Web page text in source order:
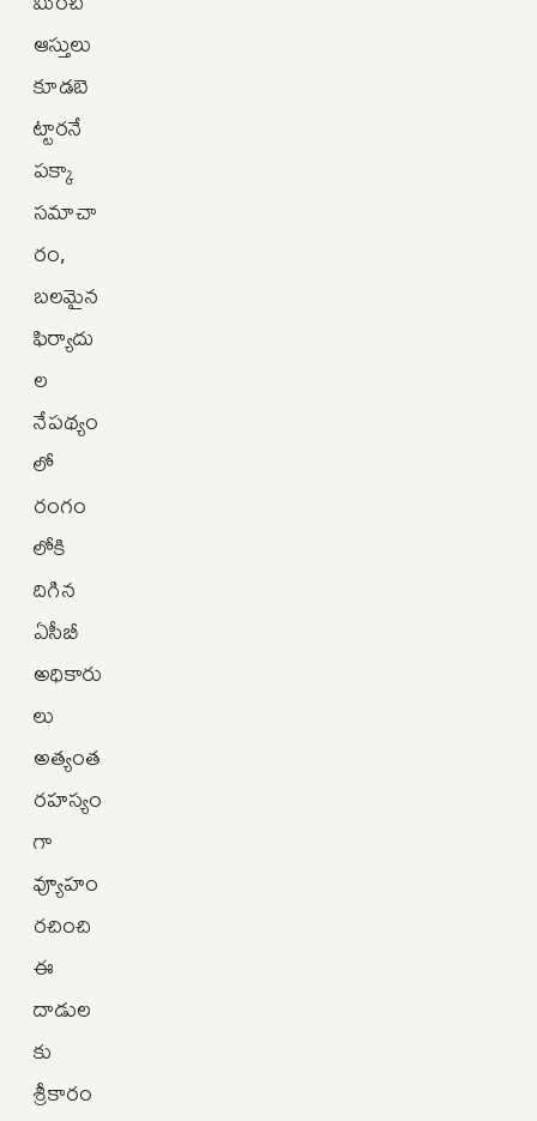
ఆస్తులు
కూడబె
ట్టారనే
పక్కా
సమాచా
రం,
బలమైన
ఫిర్యాదు
ల
నేపథ్యం
లో
రంగం
లోకి
దిగిన
ఏసీబీ
అధికారు
లు
అత్యంత
రహస్యం
గా
వ్యూహం
రచించి
ఈ
దాడుల
కు
శ్రీకారం